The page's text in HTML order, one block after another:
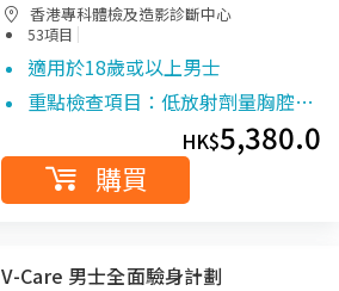
香港專科體檢及造影診斷中心
53項目 |
適用於18歲或以上男士
重點檢查項目：低放射劑量胸腔…
HK$5,380.0
購買
V-Care 男士全面驗身計劃